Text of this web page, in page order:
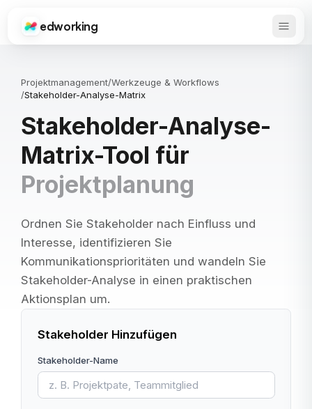
Edworking
edworking
Projektmanagement/Werkzeuge & Workflows
/Stakeholder-Analyse-Matrix
Stakeholder-Analyse-
Matrix-Tool für
Projektplanung
Ordnen Sie Stakeholder nach Einfluss und
Interesse, identifizieren Sie
Kommunikationsprioritäten und wandeln Sie
Stakeholder-Analyse in einen praktischen
Aktionsplan um.
Stakeholder Hinzufügen
Stakeholder-Name